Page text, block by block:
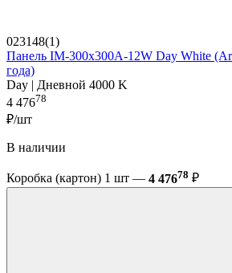
023148(1)
Панель IM-300x300A-12W Day White
года)
Day | Дневной 4000 K
4 47678
₽/шт
В наличии
Коробка (картон) 1 шт — 4 47678 ₽